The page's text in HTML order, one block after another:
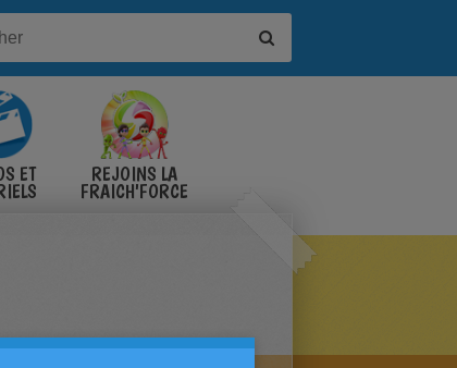
ET REJOINS LA
FRAICH'FORCE